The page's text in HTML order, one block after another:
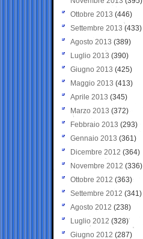
Ottobre 2013 (446)
Settembre 2013 (433)
Agosto 2013 (389)
Luglio 2013 (390)
Giugno 2013 (425)
Maggio 2013 (413)
Aprile 2013 (345)
Marzo 2013 (372)
Febbraio 2013 (293)
Gennaio 2013 (361)
Dicembre 2012 (364)
Novembre 2012 (336)
Ottobre 2012 (363)
Settembre 2012 (341)
Agosto 2012 (238)
Luglio 2012 (328)
Giugno 2012 (287)